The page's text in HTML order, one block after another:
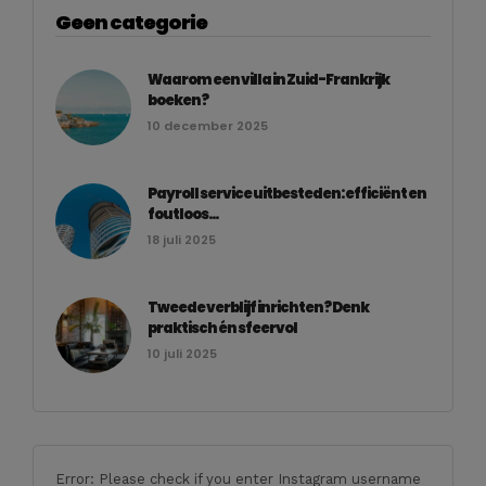
Geen categorie
Waarom een villa in Zuid-Frankrijk
boeken?
10 december 2025
Payroll service uitbesteden: efficiënt en
foutloos...
18 juli 2025
Tweede verblijf inrichten? Denk
praktisch én sfeervol
10 juli 2025
Error: Please check if you enter Instagram username